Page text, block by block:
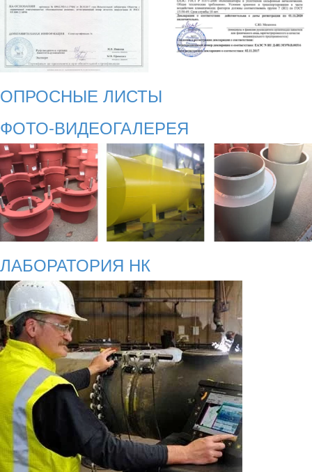
ОПРОСНЫЕ ЛИСТЫ
ФОТО-ВИДЕОГАЛЕРЕЯ
ЛАБОРАТОРИЯ НК